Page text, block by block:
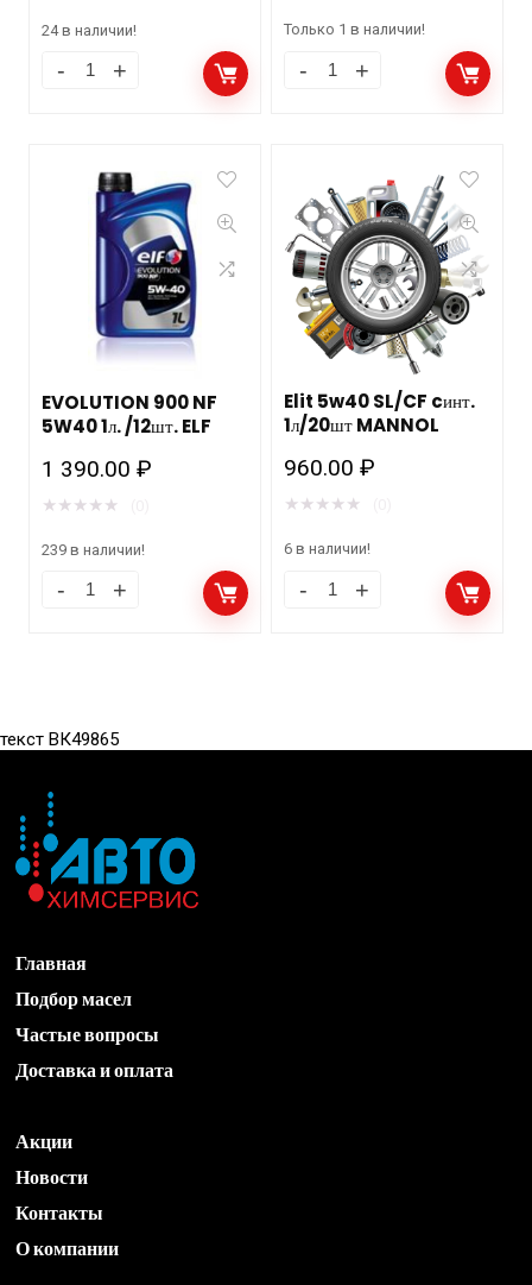
24 в наличии! Только 1 в наличии!
EVOLUTION 900 NF
5W40 1л. /12шт. ELF
1 390.00₽
★ ★ ★ ★ ★
239 в наличии!
Elit 5w40 SL/CF cинт.
1л/20шт MANNOL
960.00₽
★ ★ ★ ★ ★
6 в наличии!
текст ВК49865
Главная
Подбор масел
Частые вопросы
Доставка и оплата
Акции
Новости
Контакты
О компании